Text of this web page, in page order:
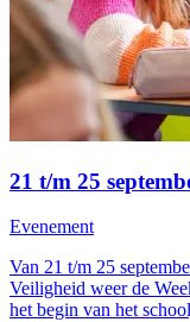
21 t/m 25
Evenement
Van 21 t/m 25
Veiligheid weer de
het begin van het